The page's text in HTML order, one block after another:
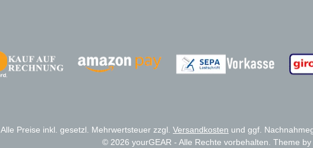
Zahlungsanbieter
Alle Preise inkl. gesetzl. Mehrwertsteuer zzgl. Versandkosten und ggf.
© 2026 yourGEAR - Alle Rechte vorbehalten. Theme by